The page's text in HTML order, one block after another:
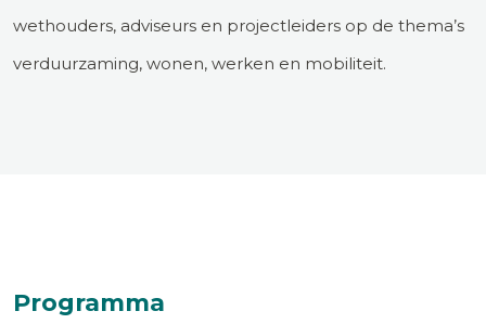
wethouders, adviseurs en projectleiders op de thema’s
verduurzaming, wonen, werken en mobiliteit.
Programma